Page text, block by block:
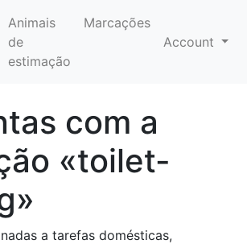
Animais
de
estimação
Marcações
Account
com a
«toilet-
a tarefas domésticas,